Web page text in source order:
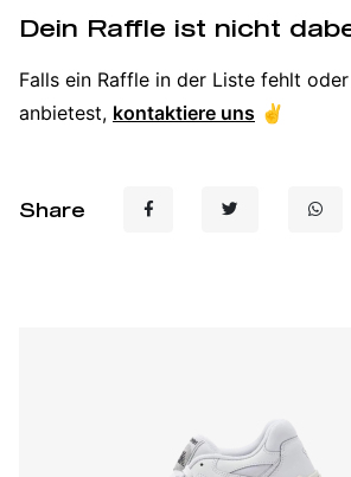
Dein Raffle ist nicht
Falls ein Raffle in der Liste fehlt
anbietest, kontaktiere uns ✌️
Share